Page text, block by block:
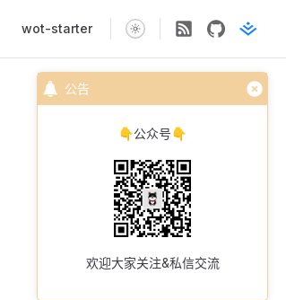
公告
👇公众号👇
欢迎大家关注&私信交流
wot-starter